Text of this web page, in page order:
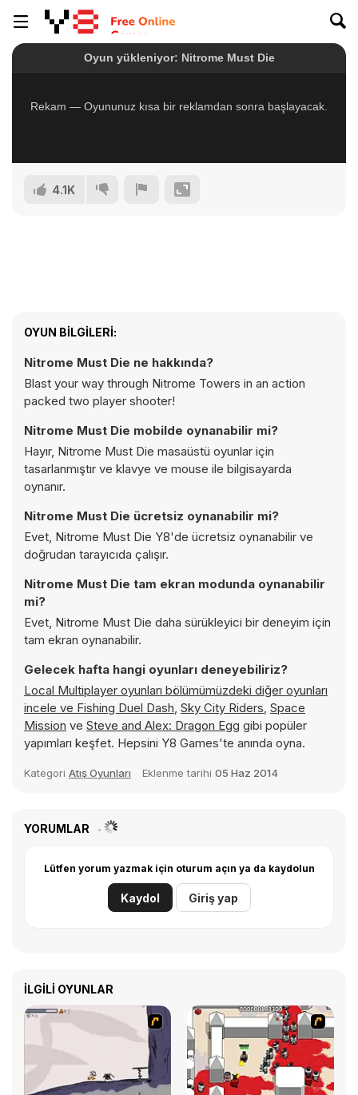
4.1K
OYUN BILGILERI:
Nitrome Must Die ne hakkında?
Blast your way through Nitrome Towers in an action
packed two player shooter!
Nitrome Must Die mobilde oynanabilir mi?
Hayır, Nitrome Must Die masaüstü oyunlar için
tasarlanmıştır ve klavye ve mouse ile bilgisayarda
oynanır.
Nitrome Must Die ücretsiz oynanabilir mi?
Evet, Nitrome Must Die Y8'de ücretsiz oynanabilir ve
doğrudan tarayıcıda çalışır.
Nitrome Must Die tam ekran modunda oynanabilir
mi?
Evet, Nitrome Must Die daha sürükleyici bir deneyim için
tam ekran oynanabilir.
Gelecek hafta hangi oyunları deneyebiliriz?
Local Multiplayer oyunları bölümümüzdeki diğer oyunları
incele ve Fishing Duel Dash, Sky City Riders, Space
Mission ve Steve and Alex: Dragon Egg gibi popüler
yapımları keşfet. Hepsini Y8 Games'te anında oyna.
Kategori Atış Oyunları Eklenme tarihi 05 Haz 2014
YORUMLAR
Lütfen yorum yazmak için oturum açın ya da kaydolun
Kaydol Giriş yap
İLGILI OYUNLAR